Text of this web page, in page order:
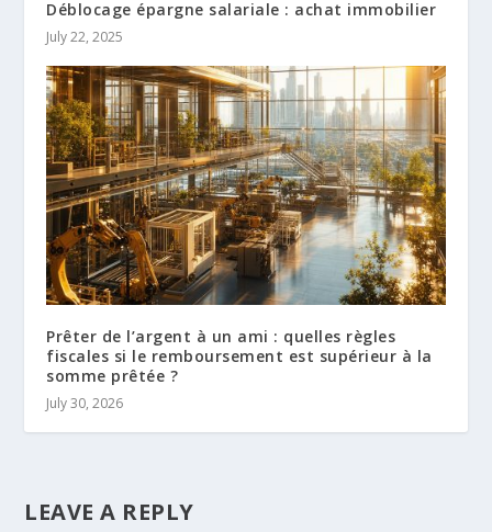
Déblocage épargne salariale : achat immobilier
July 22, 2025
Prêter de l’argent à un ami : quelles règles
fiscales si le remboursement est supérieur à la
somme prêtée ?
July 30, 2026
LEAVE A REPLY